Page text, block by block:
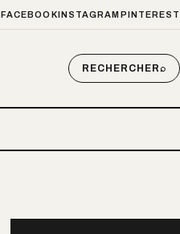
FACEBOOKINSTAGRAM PINTEREST
RECHERCHER⌕